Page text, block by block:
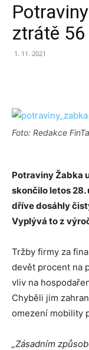
ztrátě
1. 11. 2021
Foto: Redakce
Potraviny Žabka
skončilo letos 28.
dříve dosáhly
Vyplývá to z
Tržby firmy za
devět procent na
vliv na
Chyběli jim
omezení mobility
„Zásadním